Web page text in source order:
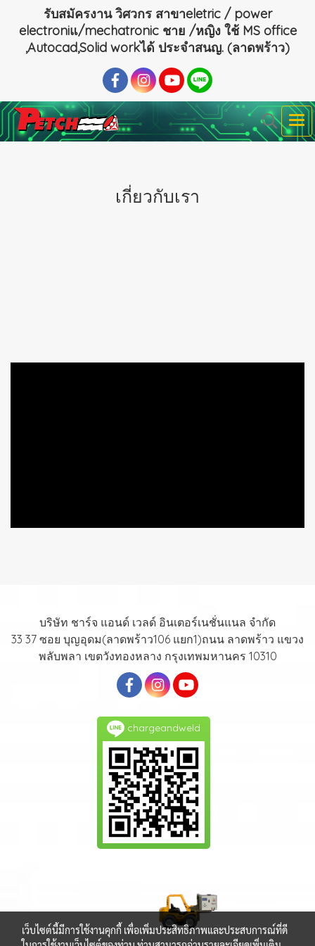
รับสมัครงาน วิศวกร สาขาeletric / power
electroniแ/mechatronic ชาย /หญิง ใช้ MS office
,Autocad,Solid workได้ ประจำสนญ. (ลาดพร้าว)
เกี่ยวกับเรา
บริษัท ชาร์จ แอนด์ เวลด์ อินเตอร์เนชั่นแนล จำกัด
33 37 ซอย บุญอุดม(ลาดพร้าว106 แยก1)ถนน ลาดพร้าว แขวง
พลับพลา เขตวังทองหลาง กรุงเทพมหานคร 10310
chargeandweld
เว็บไซต์นี้มีการใช้งานคุกกี้ เพื่อเพิ่มประสิทธิภาพและประสบการณ์ที่ดี